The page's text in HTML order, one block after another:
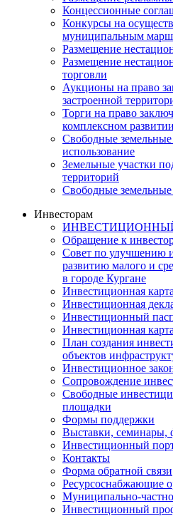
Концессионные
Конкурсы на
муниципальным
Размещение
Размещение
торговли
Аукционы на право
застроенной
Торги на право
комплексном
Свободные земельные
использование
Земельные участки
территорий
Свободные земельные
Инвесторам
Обращение к
Совет по улучшению
развитию малого и
в городе Кургане
Инвестиционная
Инвестиционная
Инвестиционный
Инвестиционная
План создания
объектов
Инвестиционное
Сопровождение
Свободные
площадки
Формы поддержки
Выставки, семинары,
Инвестиционный
Контакты
Форма обратной связи
Ресурсоснабжающие
Муниципально-
Инвестиционный